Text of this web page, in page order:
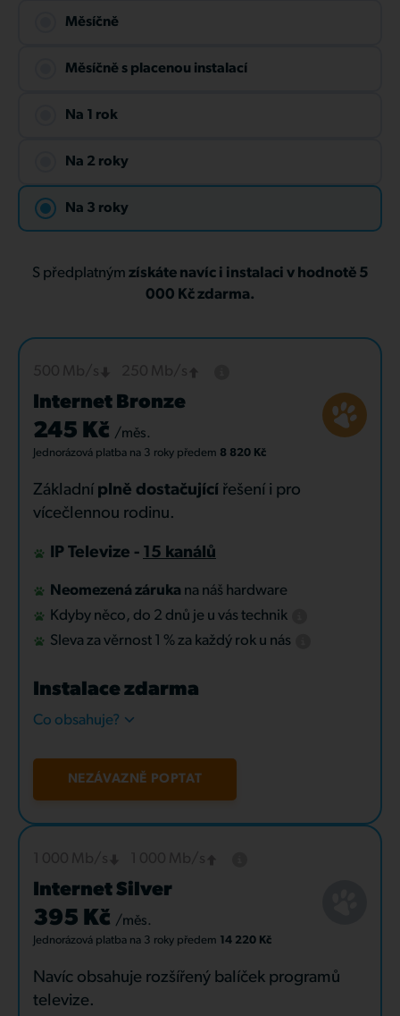
Měsíčně
Měsíčně s placenou instalací
Na 1 rok
Na 2 roky
Na 3 roky
S předplatným získáte navíc i instalaci v hodnotě 5
000 Kč zdarma.
Internet Bronze
245 Kč /měs.
Jednorázová platba na 3 roky předem 8 820 Kč
Základní plně dostačující řešení i pro
vícečlennou rodinu.
IP Televize - 15 kanálů
Neomezená záruka na náš hardware
Kdyby něco, do 2 dnů je u vás technik
Sleva za věrnost 1 % za každý rok u nás
Instalace zdarma
Co obsahuje?
NEZÁVAZNĚ POPTAT
Internet Silver
395 Kč /měs.
Jednorázová platba na 3 roky předem 14 220 Kč
Navíc obsahuje rozšířený balíček programů
televize.